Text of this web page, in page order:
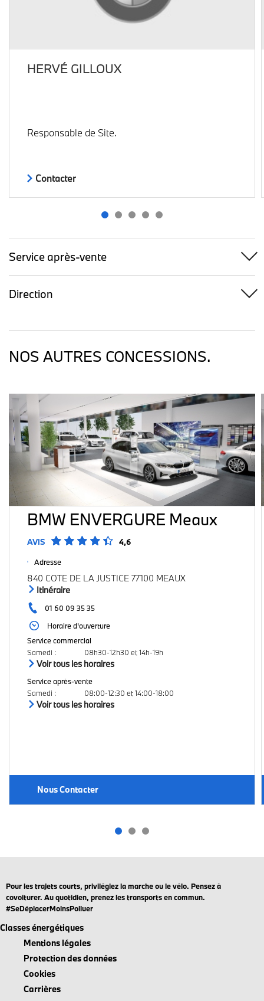
HERVÉ GILLOUX
Responsable de Site.
Contacter
Service après-vente
Direction
NOS AUTRES CONCESSIONS.
BMW ENVERGURE Meaux
AVIS 4,6
Adresse
840 COTE DE LA JUSTICE 77100 MEAUX
Itinéraire
01 60 09 35 35
Horaire d'ouverture
Service commercial
Samedi : 08h30-12h30 et 14h-19h
Voir tous les horaires
Service après-vente
Samedi : 08:00-12:30 et 14:00-18:00
Voir tous les horaires
Nous Contacter
Pour les trajets courts, privilégiez la marche ou le vélo. Pensez à
covoiturer. Au quotidien, prenez les transports en commun.
#SeDéplacerMoinsPolluer
Classes énergétiques
Mentions légales
Protection des données
Cookies
Carrières